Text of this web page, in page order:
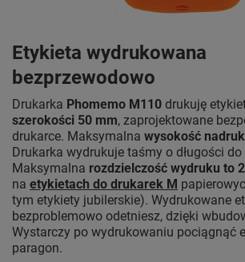
Etykieta wydrukowana
bezprzewodowo
Drukarka Phomemo M110 drukuję
szerokości 50 mm, zaprojektowane
drukarce. Maksymalna wysokość
Drukarka wydrukuje taśmy o długości
Maksymalna rozdzielczość wydruku to
na etykietach do drukarek M
tym etykiety jubilerskie). Wydrukowane
bezproblemowo odetniesz, dzięki
Wystarczy po wydrukowaniu pociągnąć
paragon.